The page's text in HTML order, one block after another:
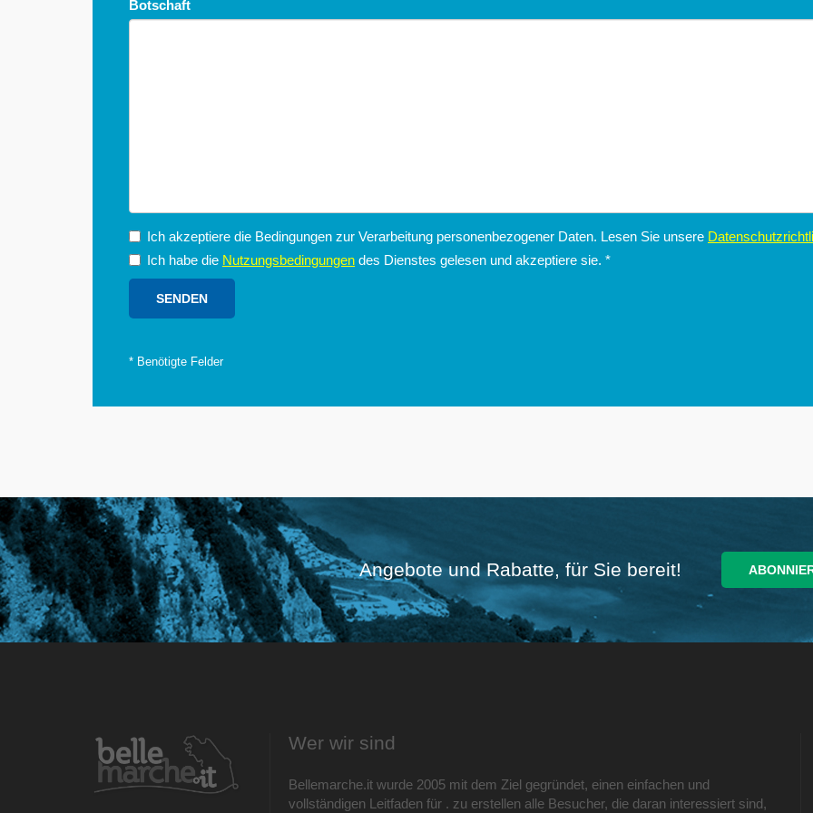
Botschaft
Ich akzeptiere die Bedingungen zur Verarbeitung personenbezogener Daten. Lesen Sie unsere
Ich habe die Nutzungsbedingungen des Dienstes gelesen und akzeptiere sie. *
* Benötigte Felder
Angebote und Rabatte, für Sie bereit!
Wer wir sind
Bellemarche.it wurde 2005 mit dem Ziel gegründet, einen einfachen und
vollständigen Leitfaden für . zu erstellen alle Besucher, die daran interessiert sind,